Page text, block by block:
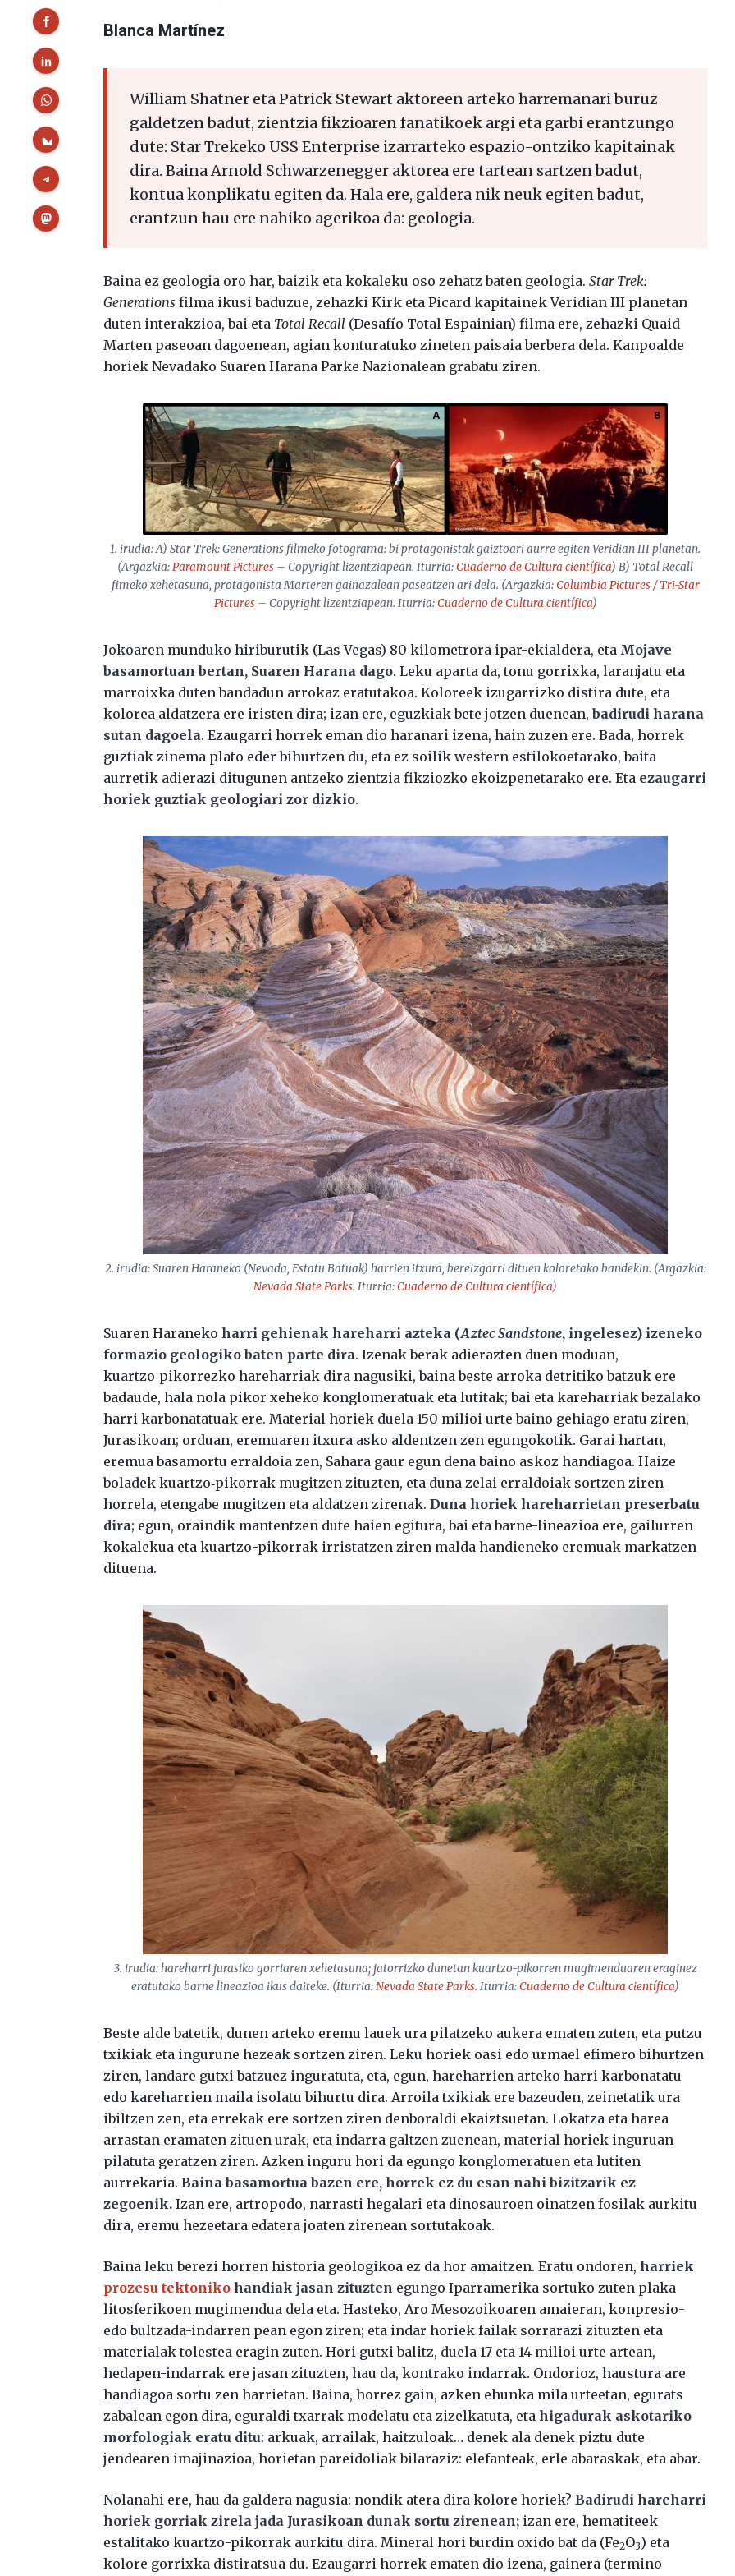
Blanca Martínez
William Shatner eta Patrick Stewart aktoreen arteko harremanari buruz
galdetzen badut, zientzia fikzioaren fanatikoek argi eta garbi erantzungo
dute: Star Trekeko USS Enterprise izarrarteko espazio-ontziko kapitainak
dira. Baina Arnold Schwarzenegger aktorea ere tartean sartzen badut,
kontua konplikatu egiten da. Hala ere, galdera nik neuk egiten badut,
erantzun hau ere nahiko agerikoa da: geologia.
Baina ez geologia oro har, baizik eta kokaleku oso zehatz baten geologia.Star Trek:
Generations filma ikusi baduzue, zehazki Kirk eta Picard kapitainek Veridian III planetan
duten interakzioa, bai eta Total Recall (Desafío Total Espainian) filma ere, zehazki Quaid
Marten paseoan dagoenean, agian konturatuko zineten paisaia berbera dela. Kanpoalde
horiek Nevadako Suaren Harana Parke Nazionalean grabatu ziren.
1. irudia: A)Star Trek: Generations filmeko fotograma: bi protagonistak gaiztoari aurre egiten Veridian III planetan.
(Argazkia:Paramount Pictures – Copyright lizentziapean. Iturria:Cuaderno de Cultura científica) B) Total Recall
fimeko xehetasuna, protagonista Marteren gainazalean paseatzen ari dela. (Argazkia:Columbia Pictures / Tri-Star
Pictures– Copyright lizentziapean. Iturria:Cuaderno de Cultura científica)
Jokoaren munduko hiriburutik (Las Vegas) 80 kilometrora ipar-ekialdera, eta Mojave
basamortuan bertan, Suaren Harana dago. Leku aparta da, tonu gorrixka, laranjatu eta
marroixka duten bandadun arrokaz eratutakoa. Koloreek izugarrizko distira dute, eta
kolorea aldatzera ere iristen dira; izan ere, eguzkiak bete jotzen duenean, badirudi harana
sutan dagoela. Ezaugarri horrek eman dio haranari izena, hain zuzen ere. Bada, horrek
guztiak zinema plato eder bihurtzen du, eta ez soilik western estilokoetarako, baita
aurretik adierazi ditugunen antzeko zientzia fikziozko ekoizpenetarako ere. Eta ezaugarri
horiek guztiak geologiari zor dizkio.
2. irudia: Suaren Haraneko (Nevada, Estatu Batuak) harrien itxura, bereizgarri dituen koloretako bandekin. (Argazkia:
Nevada State Parks. Iturria:Cuaderno de Cultura científica)
Suaren Haranekoharri gehienak hareharri azteka (Aztec Sandstone, ingelesez) izeneko
formazio geologiko baten parte dira. Izenak berak adierazten duen moduan,
kuartzo‑pikorrezko hareharriak dira nagusiki, baina beste arroka detritiko batzuk ere
badaude, hala nola pikor xeheko konglomeratuak eta lutitak; bai eta kareharriak bezalako
harri karbonatatuak ere. Material horiek duela 150 milioi urte baino gehiago eratu ziren,
Jurasikoan; orduan, eremuaren itxura asko aldentzen zen egungokotik. Garai hartan,
eremua basamortu erraldoia zen, Sahara gaur egun dena baino askoz handiagoa. Haize
boladek kuartzo‑pikorrak mugitzen zituzten, eta duna zelai erraldoiak sortzen ziren
horrela, etengabe mugitzen eta aldatzen zirenak.Duna horiek hareharrietan preserbatu
dira; egun, oraindik mantentzen dute haien egitura, bai eta barne-lineazioa ere, gailurren
kokalekua eta kuartzo-pikorrak irristatzen ziren malda handieneko eremuak markatzen
dituena.
3. irudia: hareharri jurasiko gorriaren xehetasuna; jatorrizko dunetan kuartzo-pikorren mugimenduaren eraginez
eratutako barne lineazioa ikus daiteke. (Iturria:Nevada State Parks. Iturria:Cuaderno de Cultura científica)
Beste alde batetik, dunen arteko eremu lauek ura pilatzeko aukera ematen zuten, eta putzu
txikiak eta ingurune hezeak sortzen ziren. Leku horiek oasi edo urmael efimero bihurtzen
ziren, landare gutxi batzuez inguratuta, eta, egun, hareharrien arteko harri karbonatatu
edo kareharrien maila isolatu bihurtu dira. Arroila txikiak ere bazeuden, zeinetatik ura
ibiltzen zen, eta errekak ere sortzen ziren denboraldi ekaiztsuetan. Lokatza eta harea
arrastan eramaten zituen urak, eta indarra galtzen zuenean, material horiek inguruan
pilatuta geratzen ziren. Azken inguru hori da egungo konglomeratuen eta lutiten
aurrekaria.Baina basamortua bazen ere, horrek ez du esan nahi bizitzarik ez
zegoenik. Izan ere, artropodo, narrasti hegalari eta dinosauroen oinatzen fosilak aurkitu
dira, eremu hezeetara edatera joaten zirenean sortutakoak.
Baina leku berezi horren historia geologikoa ez da hor amaitzen. Eratu ondoren,harriek
prozesu tektoniko handiak jasan zituzten egungo Iparramerika sortuko zuten plaka
litosferikoen mugimendua dela eta. Hasteko, Aro Mesozoikoaren amaieran, konpresio-
edo bultzada-indarren pean egon ziren; eta indar horiek failak sorrarazi zituzten eta
materialak tolestea eragin zuten. Hori gutxi balitz, duela 17 eta 14 milioi urte artean,
hedapen-indarrak ere jasan zituzten, hau da, kontrako indarrak. Ondorioz, haustura are
handiagoa sortu zen harrietan. Baina, horrez gain, azken ehunka mila urteetan, egurats
zabalean egon dira, eguraldi txarrak modelatu eta zizelkatuta, etahigadurak askotariko
morfologiak eratu ditu: arkuak, arrailak, haitzuloak… denek ala denek piztu dute
jendearen imajinazioa, horietan pareidoliak bilaraziz: elefanteak, erle abaraskak, eta abar.
Nolanahi ere, hau da galdera nagusia: nondik atera dira kolore horiek?Badirudi hareharri
horiek gorriak zirela jada Jurasikoan dunak sortu zirenean; izan ere, hematiteek
estalitako kuartzo-pikorrak aurkitu dira. Mineral hori burdin oxido bat da (Fe2O3) eta
kolore gorrixka distiratsua du. Ezaugarri horrek ematen dio izena, gainera (termino